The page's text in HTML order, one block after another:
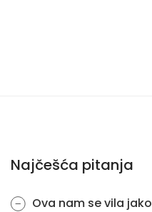
Najčešća pitanja
Ova nam se vila